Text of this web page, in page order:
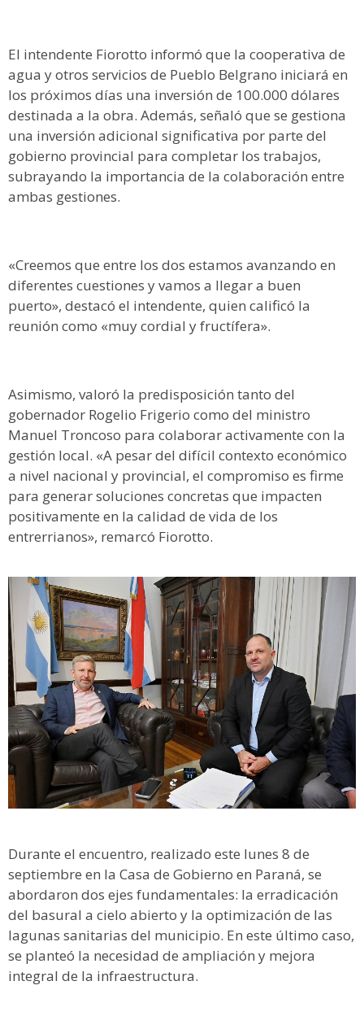
El intendente Fiorotto informó que la cooperativa de
agua y otros servicios de Pueblo Belgrano iniciará en
los próximos días una inversión de 100.000 dólares
destinada a la obra. Además, señaló que se gestiona
una inversión adicional significativa por parte del
gobierno provincial para completar los trabajos,
subrayando la importancia de la colaboración entre
ambas gestiones.
«Creemos que entre los dos estamos avanzando en
diferentes cuestiones y vamos a llegar a buen
puerto», destacó el intendente, quien calificó la
reunión como «muy cordial y fructífera».
Asimismo, valoró la predisposición tanto del
gobernador Rogelio Frigerio como del ministro
Manuel Troncoso para colaborar activamente con la
gestión local. «A pesar del difícil contexto económico
a nivel nacional y provincial, el compromiso es firme
para generar soluciones concretas que impacten
positivamente en la calidad de vida de los
entrerrianos», remarcó Fiorotto.
Durante el encuentro, realizado este lunes 8 de
septiembre en la Casa de Gobierno en Paraná, se
abordaron dos ejes fundamentales: la erradicación
del basural a cielo abierto y la optimización de las
lagunas sanitarias del municipio. En este último caso,
se planteó la necesidad de ampliación y mejora
integral de la infraestructura.